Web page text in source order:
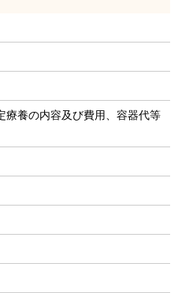
療養の内容及び費用、容器代等